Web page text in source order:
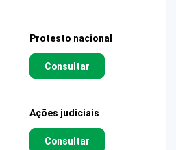
Protesto nacional
Consultar
Ações judiciais
Consultar